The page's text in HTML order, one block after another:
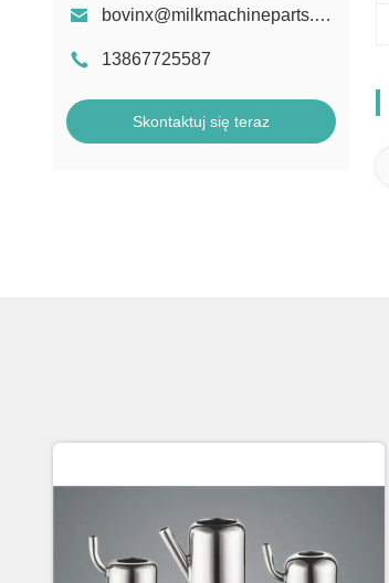
bovinx@milkmachineparts.com
13867725587
Skontaktuj się teraz